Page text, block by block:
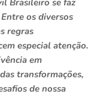
Brasileiro se faz
os diversos
regras
especial atenção.
em
transformações,
de nossa